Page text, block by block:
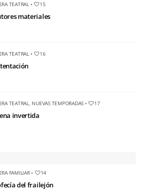
TEATRAL• 15
materiales
TEATRAL• 16
TEATRAL, NUEVAS TEMPORADAS • 17
invertida
FAMILIAR• 14
del frailejón